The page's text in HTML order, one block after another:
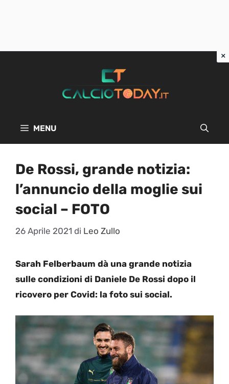
MENU
De Rossi, grande notizia:
l’annuncio della moglie sui
social – FOTO
26 Aprile 2021 di Leo Zullo
Sarah Felberbaum dà una grande notizia
sulle condizioni di Daniele De Rossi dopo il
ricovero per Covid: la foto sui social.